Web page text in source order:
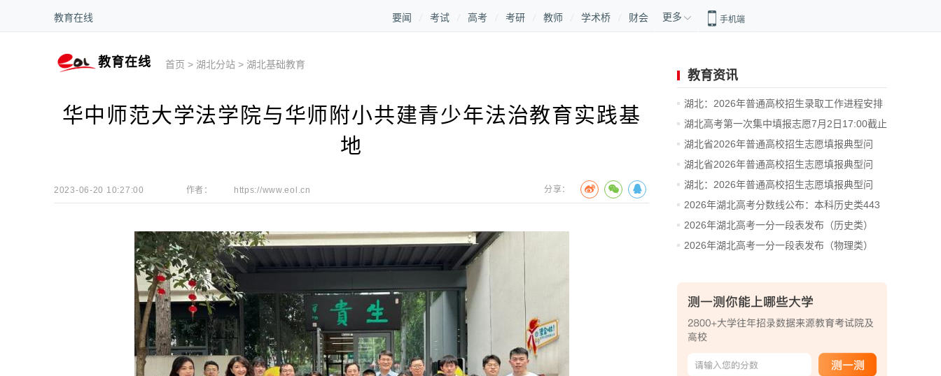
教育在线 要闻 考试 高考 考研 教师 学术桥 财会 更多 手机端
教育在线 首页 > 湖北分站 > 湖北基础教育
华中师范大学法学院与华师附小共建青少年法治教育实践基
地
2023-06-20 10:27:00 作者： https://www.eol.cn 分享：
教育资讯
湖北：2026年普通高校招生录取工作进程安排
湖北高考第一次集中填报志愿7月2日17:00截止
湖北省2026年普通高校招生志愿填报典型问
题...
湖北省2026年普通高校招生志愿填报典型问
题...
湖北：2026年普通高校招生志愿填报典型问
题...
2026年湖北高考分数线公布：本科历史类443
分...
2026年湖北高考一分一段表发布（历史类）
2026年湖北高考一分一段表发布（物理类）